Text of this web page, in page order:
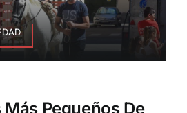
Más Pequeños De